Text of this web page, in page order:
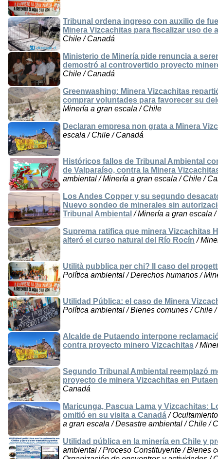
Tribunal ordena ingreso con auxilio de
Minera Vizcachitas para fiscalizar uso de
Chile / Canadá
Ministerio de Minería pide renuncia a
demostró al controvertido proyecto
Chile / Canadá
Greenwashing: Minera Vizcachitas
comprar voluntades para favorecer su
Minería a gran escala / Chile
Declaran empresa non grata a Minera
escala / Chile / Canadá
Históricos fallos de Tribunal Ambiental
de Valparaíso, contra la Minera
ambiental / Minería a gran escala / Chile /
Los Andes Copper y su segundo
Nuevo sondeo de minerales sin
Tribunal Ambiental / Minería a gran escala
Suprema ratifica que minera Vizcachitas
alteró el curso natural del Río Rocín /
Utilità pubblica per chi? Il caso del
Política ambiental / Derechos humanos /
Utilidad Pública: el caso de Minera
Política ambiental / Bienes comunes / Chile
Alcalde de Putaendo interpone
contra proyecto minero Vizcachitas/
Segundo Tribunal Ambiental reemplazó
proyecto de minera Vizcachitas en
Canadá
Maricunga, Pascua Lama y Vizcachitas:
omitió en su visita a Canadá/
a gran escala / Desastre ambiental / Chile /
Utilidad pública en la minería en Chile y
ambiental / Proceso Constituyente / Bienes